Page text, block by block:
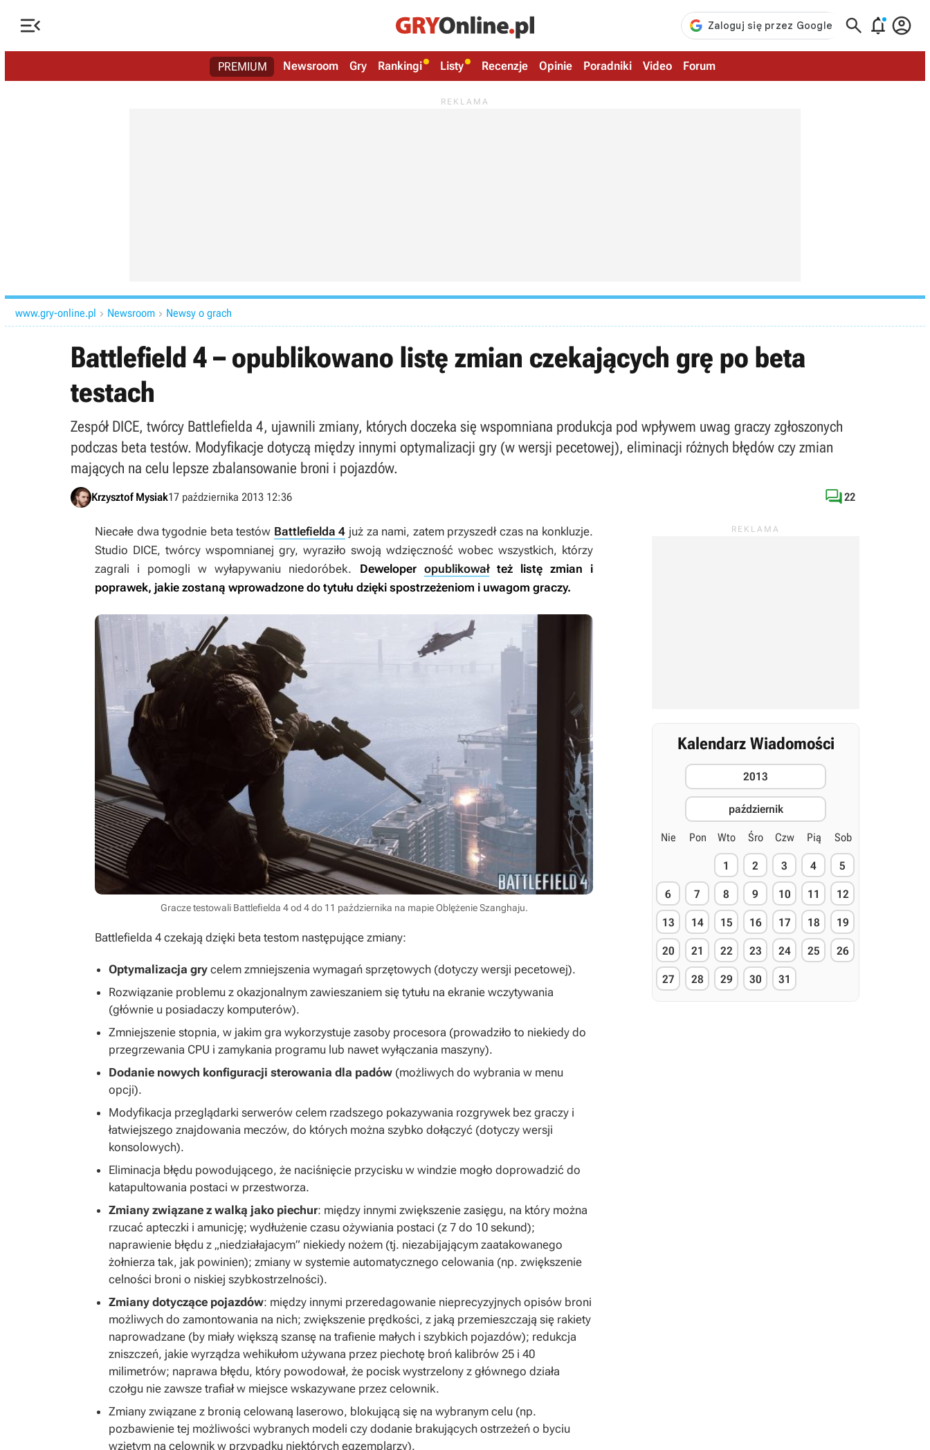
   
PREMIUM Newsroom Gry Rankingi Listy Recenzje Opinie Poradniki Video Forum
www.gry-online.pl  Newsroom  Newsy o grach
Battlefield 4 – opublikowano listę zmian czekających grę po beta
testach
Zespół DICE, twórcy Battlefielda 4, ujawnili zmiany, których doczeka się wspomniana produkcja pod wpływem uwag graczy zgłoszonych
podczas beta testów. Modyfikacje dotyczą między innymi optymalizacji gry (w wersji pecetowej), eliminacji różnych błędów czy zmian
mających na celu lepsze zbalansowanie broni i pojazdów.
Krzysztof Mysiak17 października 2013 12:36 22
Niecałe dwa tygodnie beta testów Battlefielda 4 już za nami, zatem przyszedł czas na konkluzje.
Studio DICE, twórcy wspomnianej gry, wyraziło swoją wdzięczność wobec wszystkich, którzy
zagrali i pomogli w wyłapywaniu niedoróbek. Deweloper opublikowałteż listę zmian i
poprawek, jakie zostaną wprowadzone do tytułu dzięki spostrzeżeniom i uwagom graczy.
Gracze testowali Battlefielda 4 od 4 do 11 października na mapie Oblężenie Szanghaju.
Battlefielda 4 czekają dzięki beta testom następujące zmiany:
Optymalizacja gry celem zmniejszenia wymagań sprzętowych (dotyczy wersji pecetowej).
Rozwiązanie problemu z okazjonalnym zawieszaniem się tytułu na ekranie wczytywania
(głównie u posiadaczy komputerów).
Zmniejszenie stopnia, w jakim gra wykorzystuje zasoby procesora (prowadziło to niekiedy do
przegrzewania CPU i zamykania programu lub nawet wyłączania maszyny).
Dodanie nowych konfiguracji sterowania dla padów (możliwych do wybrania w menu
opcji).
Modyfikacja przeglądarki serwerów celem rzadszego pokazywania rozgrywek bez graczy i
łatwiejszego znajdowania meczów, do których można szybko dołączyć (dotyczy wersji
konsolowych).
Eliminacja błędu powodującego, że naciśnięcie przycisku w windzie mogło doprowadzić do
katapultowania postaci w przestworza.
Zmiany związane z walką jako piechur: między innymi zwiększenie zasięgu, na który można
rzucać apteczki i amunicję; wydłużenie czasu ożywiania postaci (z 7 do 10 sekund);
naprawienie błędu z „niedziałajacym” niekiedy nożem (tj. niezabijającym zaatakowanego
żołnierza tak, jak powinien); zmiany w systemie automatycznego celowania (np. zwiększenie
celności broni o niskiej szybkostrzelności).
Zmiany dotyczące pojazdów: między innymi przeredagowanie nieprecyzyjnych opisów broni
możliwych do zamontowania na nich; zwiększenie prędkości, z jaką przemieszczają się rakiety
naprowadzane (by miały większą szansę na trafienie małych i szybkich pojazdów); redukcja
zniszczeń, jakie wyrządza wehikułom używana przez piechotę broń kalibrów 25 i 40
milimetrów; naprawa błędu, który powodował, że pocisk wystrzelony z głównego działa
czołgu nie zawsze trafiał w miejsce wskazywane przez celownik.
Zmiany związane z bronią celowaną laserowo, blokującą się na wybranym celu (np.
pozbawienie tej możliwości wybranych modeli czy dodanie brakujących ostrzeżeń o byciu
wziętym na celownik w przypadku niektórych egzemplarzy).
Kalendarz Wiadomości
2013
październik
Nie Pon Wto Śro Czw Pią Sob
1 2 3 4 5
6 7 8 9 10 11 12
13 14 15 16 17 18 19
20 21 22 23 24 25 26
27 28 29 30 31